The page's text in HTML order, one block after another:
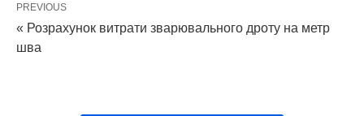
PREVIOUS
« Розрахунок витрати зварювального дроту на метр
шва